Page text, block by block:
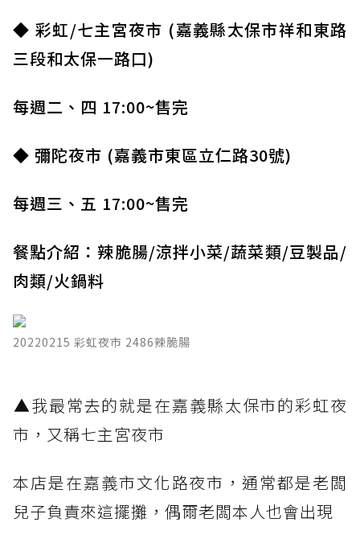
◆ 彩虹/七主宮夜市 (嘉義縣太保市祥和東路
三段和太保一路口)
每週二、四 17:00~售完
◆ 彌陀夜市 (嘉義市東區立仁路30號)
每週三、五 17:00~售完
餐點介紹：辣脆腸/涼拌小菜/蔬菜類/豆製品/
肉類/火鍋料
20220215 彩虹夜市 2486辣脆腸
​▲我最常去的就是在嘉義縣太保市的彩虹夜
市，又稱七主宮夜市
本店是在嘉義市文化路夜市，通常都是老闆
兒子負責來這擺攤，偶爾老闆本人也會出現